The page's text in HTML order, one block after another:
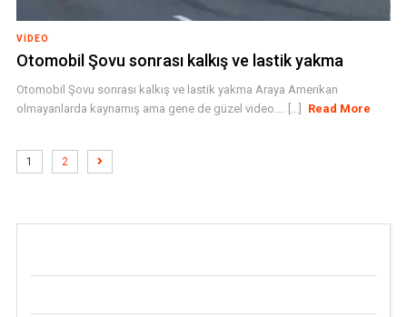
VIDEO
Otomobil Şovu sonrası kalkış ve lastik yakma
Otomobil Şovu sonrası kalkış ve lastik yakma Araya Amerikan
olmayanlarda kaynamış ama gene de güzel video.... [...]
Read More
1 2